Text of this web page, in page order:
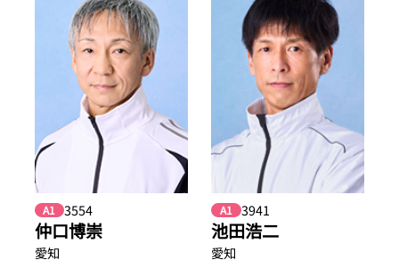
A1 3554
仲口博崇
愛知
A1 3941
池田浩二
愛知